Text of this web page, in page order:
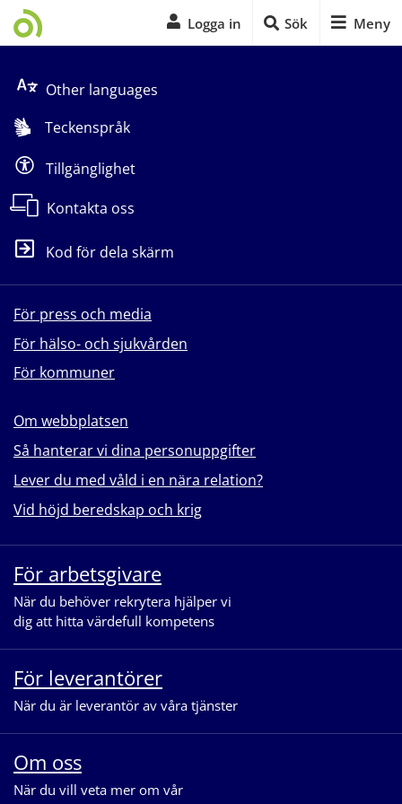
Logga in Sök Meny
Other languages
Teckenspråk
Tillgänglighet
Kontakta oss
Kod för dela skärm
För press och media
För hälso- och sjukvården
För kommuner
Om webbplatsen
Så hanterar vi dina personuppgifter
Lever du med våld i en nära relation?
Vid höjd beredskap och krig
För arbetsgivare
När du behöver rekrytera hjälper vi
dig att hitta värdefull kompetens
För leverantörer
När du är leverantör av våra tjänster
Om oss
När du vill veta mer om vår